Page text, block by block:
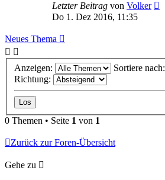
Letzter Beitrag von Volker
Do 1. Dez 2016, 11:35
Neues Thema
Anzeigen:
Sortiere nach:
Richtung:
0 Themen • Seite 1 von 1
Zurück zur Foren-Übersicht
Gehe zu